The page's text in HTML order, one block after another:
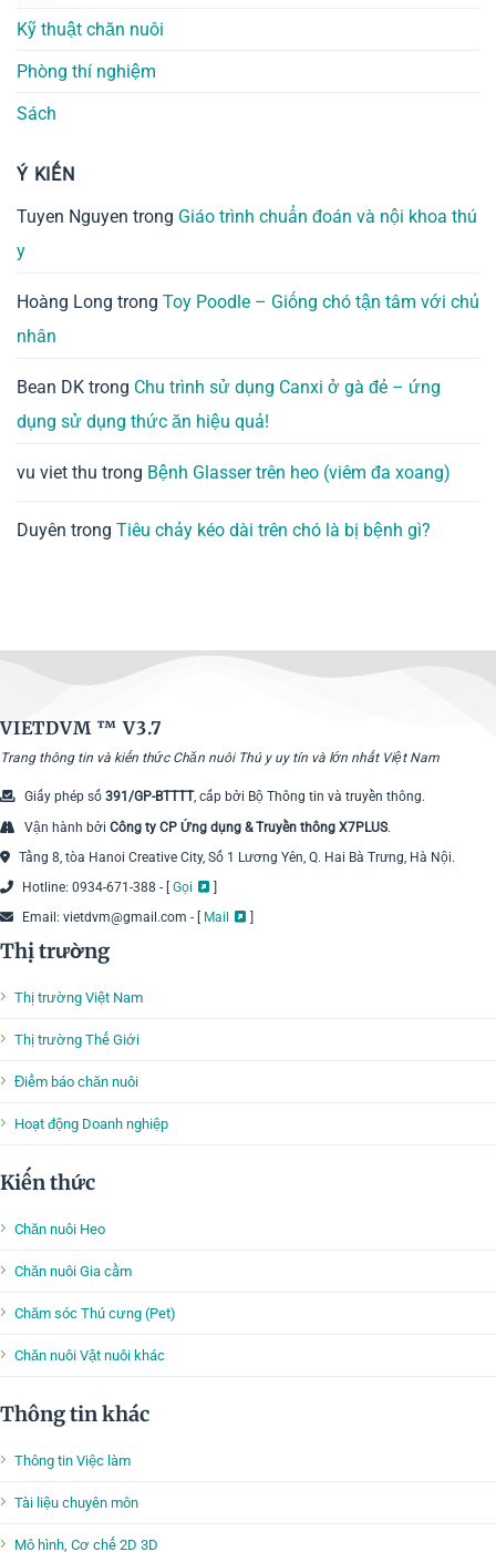
Kỹ thuật chăn nuôi
Phòng thí nghiệm
Sách
Ý KIẾN
Tuyen Nguyen trong Giáo trình chuẩn đoán và nội khoa thú
y
Hoàng Long trong Toy Poodle – Giống chó tận tâm với chủ
nhân
Bean DK trong Chu trình sử dụng Canxi ở gà đẻ – ứng
dụng sử dụng thức ăn hiệu quả!
vu viet thu trong Bệnh Glasser trên heo (viêm đa xoang)
Duyên trong Tiêu chảy kéo dài trên chó là bị bệnh gì?
VIETDVM ™V3.7
Trang thông tin và kiến thức Chăn nuôi Thú y uy tín và lớn nhất Việt Nam
Giấy phép số 391/GP-BTTTT, cấp bởi Bộ Thông tin và truyền thông.
Vận hành bởi Công ty CP Ứng dụng & Truyền thông X7PLUS.
Tầng 8, tòa Hanoi Creative City, Số 1 Lương Yên, Q. Hai Bà Trưng, Hà Nội.
Hotline: 0934-671-388 - [ Gọi
Email: vietdvm@gmail.com - [
Mail
Thị trường
Thị trường Việt Nam
Thị trường Thế Giới
Điểm báo chăn nuôi
Hoạt động Doanh nghiệp
Kiến thức
Chăn nuôi Heo
Chăn nuôi Gia cầm
Chăm sóc Thú cưng (Pet)
Chăn nuôi Vật nuôi khác
Thông tin khác
Thông tin Việc làm
Tài liệu chuyên môn
Mô hình, Cơ chế 2D 3D